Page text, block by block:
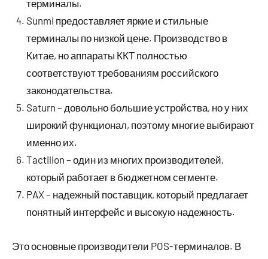
терминалы.
Sunmi предоставляет яркие и стильные
терминалы по низкой цене. Производство в
Китае, но аппараты ККТ полностью
соответствуют требованиям российского
законодательства.
Saturn – довольно большие устройства, но у них
широкий функционал, поэтому многие выбирают
именно их.
Tactilion – один из многих производителей,
который работает в бюджетном сегменте.
PAX – надежный поставщик, который предлагает
понятный интерфейс и высокую надежность.
Это основные производители POS-терминалов. В